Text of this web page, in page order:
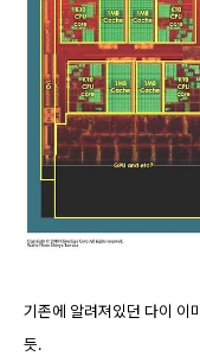
기존에 알려져있던 다이 이
듯.